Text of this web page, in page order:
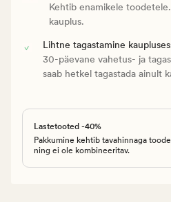
Kehtib enamikele
kauplus.
Lihtne tagastamine
30-päevane vahetus- ja
saab hetkel tagastada ainult
Lastetooted -40%
Pakkumine kehtib tavahinnaga
ning ei ole kombineeritav.